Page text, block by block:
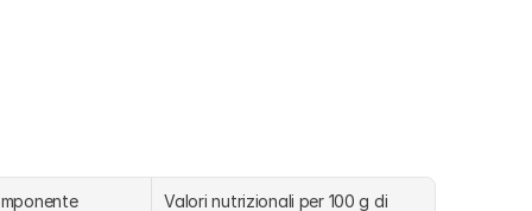
Valori nutrizionali per 100 g di